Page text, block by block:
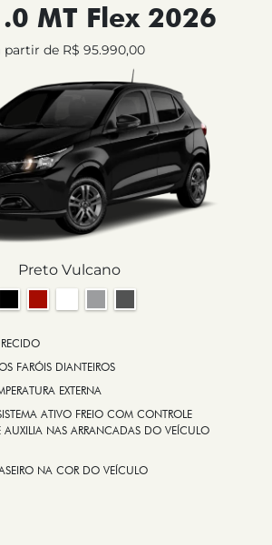
MT Flex 2026
partir de R$ 95.990,00
Preto Vulcano
FARÓIS DIANTEIROS
EXTERNA
ATIVO FREIO COM CONTROLE
AUXILIA NAS ARRANCADAS DO VEÍCULO
NA COR DO VEÍCULO